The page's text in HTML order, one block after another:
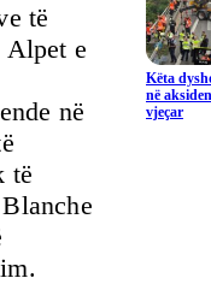
të
Alpet e
në
të
Këta
në
vjeçar